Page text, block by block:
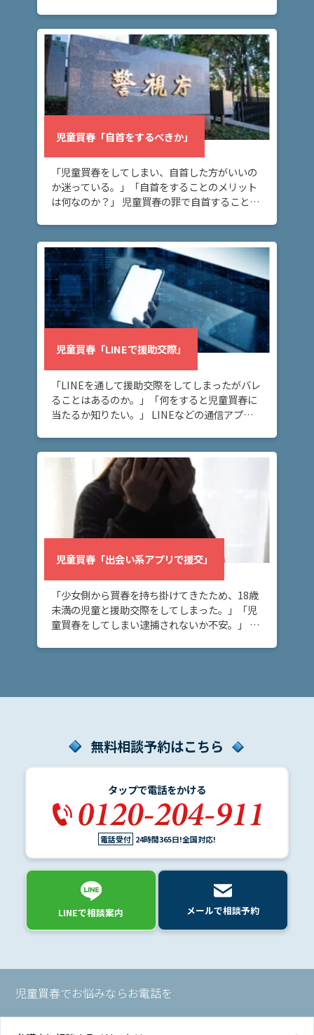
[…]
児童買春「自首をするべきか」
「児童買春をしてしまい、自首した方がいいの
か迷っている。」「自首をすることのメリット
は何なのか？」 児童買春の罪で自首することを
よるメリ […]
児童買春「LINEで援助交際」
「LINEを通して援助交際をしてしまったがバレ
ることはあるのか。」「何をすると児童買春に
当たるか知りたい。」 LINEなどの通信アプリ
[…]
児童買春「出会い系アプリで援交」
「少女側から買春を持ち掛けてきたため、18歳
未満の児童と援助交際をしてしまった。」「児
童買春をしてしまい逮捕されないか不安。」 18
無料相談予約はこちら
タップで電話をかける
電話受付 24時間365日!全国対応!
LINEで相談案内 メールで相談予約
児童買春でお悩みならお電話を